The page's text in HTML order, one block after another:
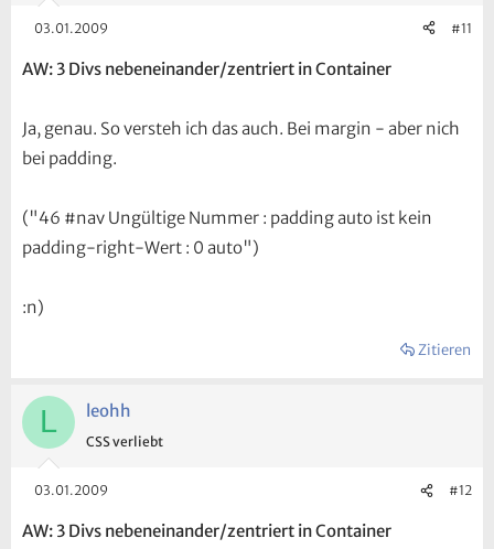
03.01.2009 #11
AW: 3 Divs nebeneinander/zentriert in Container
Ja, genau. So versteh ich das auch. Bei margin - aber nich
bei padding.
("46 #nav Ungültige Nummer : padding auto ist kein
padding-right-Wert : 0 auto")
:n)
Zitieren
L leohh
CSS verliebt
03.01.2009 #12
AW: 3 Divs nebeneinander/zentriert in Container